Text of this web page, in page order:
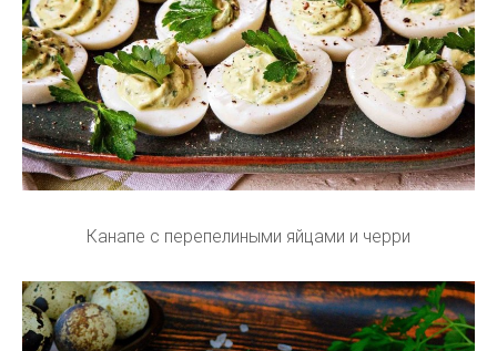
Канапе с перепелиными яйцами и черри